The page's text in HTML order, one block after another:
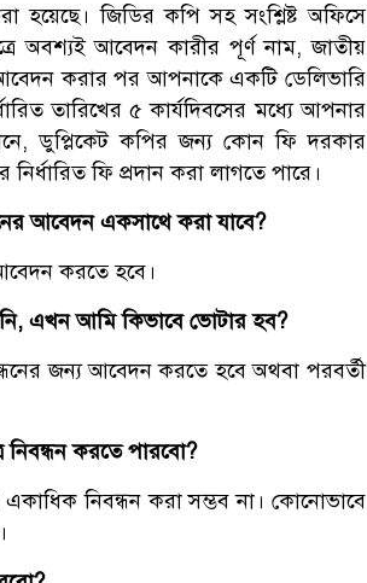
হয়েছে। জিডির কপি সহ সংশ্লিষ্ট অফিসে
অবশ্যই আবেদন কারীর পূর্ণ নাম, জাতীয়
আবেদন করার পর আপনাকে একটি ডেলিভারি
তারিখের ৫ কার্যদিবসের মধ্যে আপনার
ডুপ্লিকেট কপির জন্য কোন ফি দরকার
ফি প্রদান করা লাগতে পারে।
আবেদন একসাথে করা যাবে?
করতে হবে।
এখন আমি কিভাবে ভোটার হব?
জন্য আবেদন করতে হবে অথবা পরবর্তী
নিবন্ধন করতে পারবো?
একাধিক নিবন্ধন করা সম্ভব না। কোনোভাবে